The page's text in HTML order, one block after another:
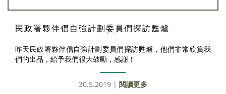
民政署夥伴倡自強計劃委員們探訪甦爐
昨天民政署夥伴倡自強計劃委員們探訪甦爐，他們非常欣賞我
們的出品，給予我們很大鼓勵，感謝！
30.5.2019 | 閱讀更多